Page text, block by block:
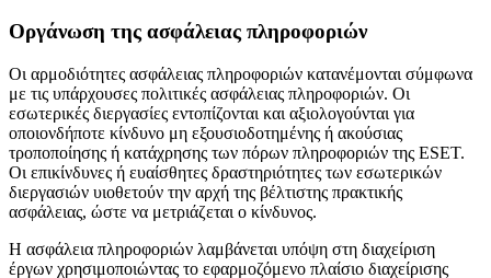
Οργάνωση της ασφάλειας πληροφοριών
Οι αρμοδιότητες ασφάλειας πληροφοριών κατανέμονται σύμφωνα
με τις υπάρχουσες πολιτικές ασφάλειας πληροφοριών. Οι
εσωτερικές διεργασίες εντοπίζονται και αξιολογούνται για
οποιονδήποτε κίνδυνο μη εξουσιοδοτημένης ή ακούσιας
τροποποίησης ή κατάχρησης των πόρων πληροφοριών της ESET.
Οι επικίνδυνες ή ευαίσθητες δραστηριότητες των εσωτερικών
διεργασιών υιοθετούν την αρχή της βέλτιστης πρακτικής
ασφάλειας, ώστε να μετριάζεται ο κίνδυνος.
Η ασφάλεια πληροφοριών λαμβάνεται υπόψη στη διαχείριση
έργων χρησιμοποιώντας το εφαρμοζόμενο πλαίσιο διαχείρισης